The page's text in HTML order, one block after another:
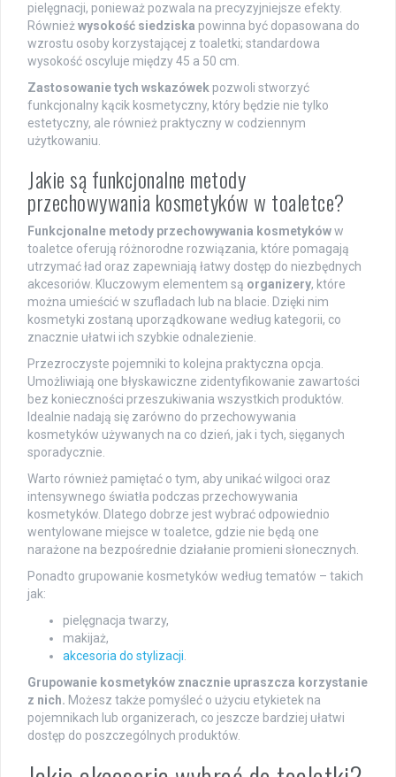
pielęgnacji, ponieważ pozwala na precyzyjniejsze efekty.
Równieżwysokość siedziska powinna być dopasowana do
wzrostu osoby korzystającej z toaletki; standardowa
wysokość oscyluje między 45 a 50 cm.
Zastosowanie tych wskazówek pozwoli stworzyć
funkcjonalny kącik kosmetyczny, który będzie nie tylko
estetyczny, ale również praktyczny w codziennym
użytkowaniu.
Jakie są funkcjonalne metody
przechowywania kosmetyków w toaletce?
Funkcjonalne metody przechowywania kosmetykóww
toaletce oferują różnorodne rozwiązania, które pomagają
utrzymać ład oraz zapewniają łatwy dostęp do niezbędnych
akcesoriów. Kluczowym elementem są organizery, które
można umieścić w szufladach lub na blacie. Dzięki nim
kosmetyki zostaną uporządkowane według kategorii, co
znacznie ułatwi ich szybkie odnalezienie.
Przezroczyste pojemniki to kolejna praktyczna opcja.
Umożliwiają one błyskawiczne zidentyfikowanie zawartości
bez konieczności przeszukiwania wszystkich produktów.
Idealnie nadają się zarówno do przechowywania
kosmetyków używanych na co dzień, jak i tych, sięganych
sporadycznie.
Warto również pamiętać o tym, aby unikać wilgoci oraz
intensywnego światła podczas przechowywania
kosmetyków. Dlatego dobrze jest wybrać odpowiednio
wentylowane miejsce w toaletce, gdzie nie będą one
narażone na bezpośrednie działanie promieni słonecznych.
Ponadto grupowanie kosmetyków według tematów – takich
jak:
pielęgnacja twarzy,
makijaż,
akcesoria do stylizacji.
Grupowanie kosmetyków znacznie upraszcza korzystanie
z nich. Możesz także pomyśleć o użyciu etykietek na
pojemnikach lub organizerach, co jeszcze bardziej ułatwi
dostęp do poszczególnych produktów.